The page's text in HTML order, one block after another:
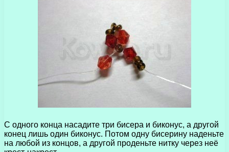
С одного конца насадите три бисера и биконус, а другой
конец лишь один биконус. Потом одну бисерину наденьте
на любой из концов, а другой проденьте нитку через неё